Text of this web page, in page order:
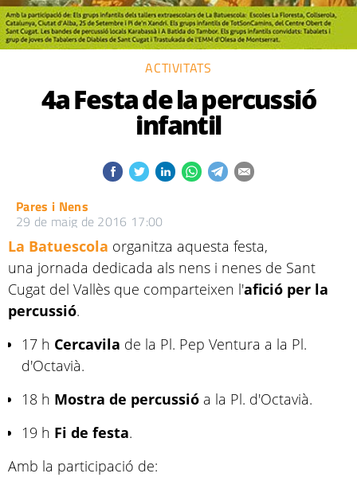
ACTIVITATS
4a Festa de la percussió
infantil
Pares i Nens
29 de maig de 2016 17:00
La Batuescola organitza aquesta festa,
una jornada dedicada als nens i nenes de Sant
Cugat del Vallès que comparteixen l'afició per la
percussió.
17 h Cercavila de la Pl. Pep Ventura a la Pl.
d'Octavià.
18 h Mostra de percussió a la Pl. d'Octavià.
19 h Fi de festa.
Amb la participació de: